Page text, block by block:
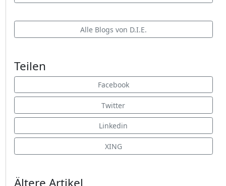
Alle Blogs von D.I.E.
Teilen
Facebook
Twitter
Linkedin
XING
Ältere Artikel